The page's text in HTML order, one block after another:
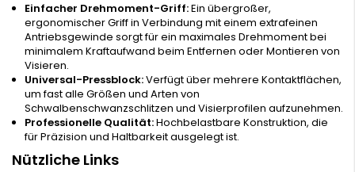
Einfacher Drehmoment-Griff:Ein übergroßer,
ergonomischer Griff in Verbindung mit einem extrafeinen
Antriebsgewinde sorgt für ein maximales Drehmoment bei
minimalem Kraftaufwand beim Entfernen oder Montieren von
Visieren.
Universal-Pressblock:Verfügt über mehrere Kontaktflächen,
um fast alle Größen und Arten von
Schwalbenschwanzschlitzen und Visierprofilen aufzunehmen.
Professionelle Qualität:Hochbelastbare Konstruktion, die
für Präzision und Haltbarkeit ausgelegt ist.
Nützliche Links